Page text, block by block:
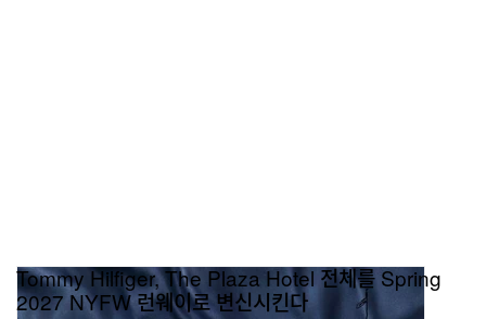
Tommy Hilfiger, The Plaza Hotel 전체를 Spring
2027 NYFW 런웨이로 변신시킨다